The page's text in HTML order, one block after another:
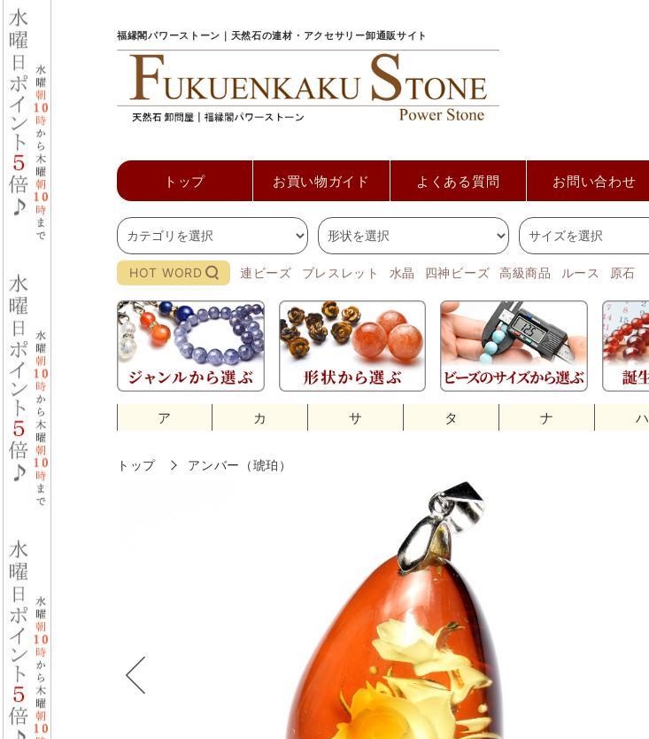
福縁閣パワーストーン｜天然石の連材・アクセサリー卸通販サイト
トップ お買い物ガイド よくある質問 お問い合わせ
HOT WORD 連ビーズ ブレスレット 水晶 四神ビーズ 高級商品 ルース 原石
ア カ サ タ ナ ハ
トップ アンバー（琥珀）